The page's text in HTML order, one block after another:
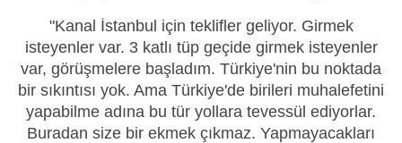
"Kanal İstanbul için teklifler geliyor. Girmek
isteyenler var. 3 katlı tüp geçide girmek isteyenler
var, görüşmelere başladım. Türkiye'nin bu noktada
bir sıkıntısı yok. Ama Türkiye'de birileri muhalefetini
yapabilme adına bu tür yollara tevessül ediyorlar.
Buradan size bir ekmek çıkmaz. Yapmayacakları